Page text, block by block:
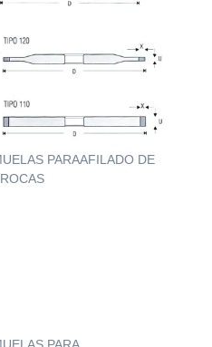
PARAAFILADO DE